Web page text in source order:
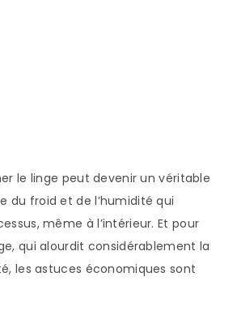
le linge peut devenir un véritable
du froid et de l’humidité qui
même à l’intérieur. Et pour
qui alourdit considérablement la
les astuces économiques sont